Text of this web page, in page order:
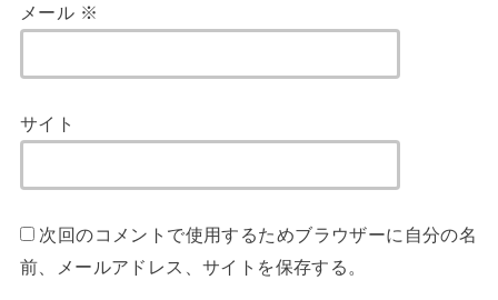
メール ※
サイト
次回のコメントで使用するためブラウザーに自分の名
前、メールアドレス、サイトを保存する。